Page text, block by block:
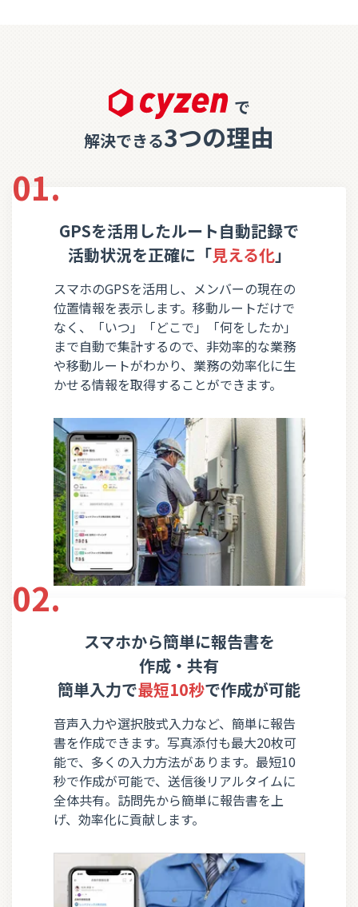
で
解決できる3つの理由
01.
GPSを活用したルート自動記録で
活動状況を正確に「見える化」
スマホのGPSを活用し、メンバーの現在の
位置情報を表示します。移動ルートだけで
なく、「いつ」「どこで」「何をしたか」
まで自動で集計するので、非効率的な業務
や移動ルートがわかり、業務の効率化に生
かせる情報を取得することができます。
02.
スマホから簡単に報告書を
作成・共有
簡単入力で最短10秒で作成が可能
音声入力や選択肢式入力など、簡単に報告
書を作成できます。写真添付も最大20枚可
能で、多くの入力方法があります。最短10
秒で作成が可能で、送信後リアルタイムに
全体共有。訪問先から簡単に報告書を上
げ、効率化に貢献します。